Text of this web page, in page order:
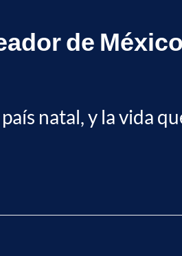
de
natal, y la vida